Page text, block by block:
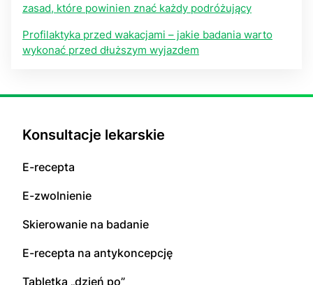
zasad, które powinien znać każdy podróżujący
Profilaktyka przed wakacjami – jakie badania warto
wykonać przed dłuższym wyjazdem
Konsultacje lekarskie
E-recepta
E-zwolnienie
Skierowanie na badanie
E-recepta na antykoncepcję
Tabletka „dzień po”